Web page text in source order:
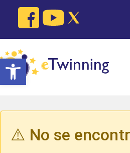
Open toolbar
⚠️ No se